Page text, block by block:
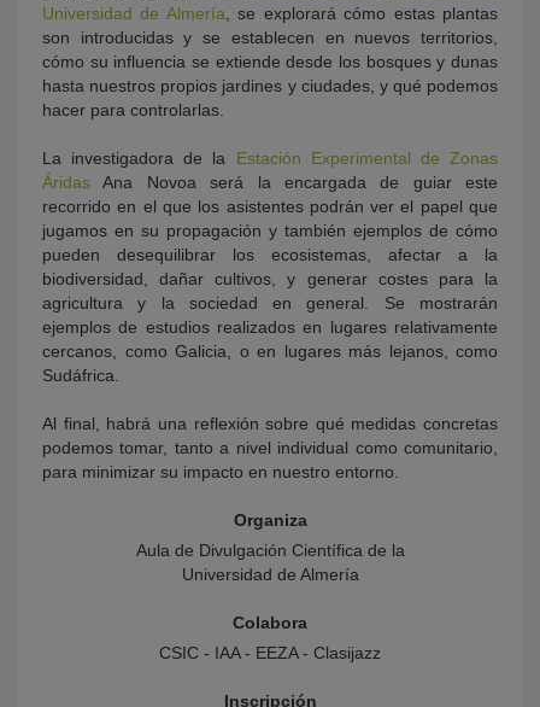
Universidad de Almería , se explorará cómo estas plantas
son introducidas y se establecen en nuevos territorios,
cómo su influencia se extiende desde los bosques y dunas
hasta nuestros propios jardines y ciudades, y qué podemos
hacer para controlarlas.
La investigadora de la Estación Experimental de Zonas
Áridas Ana Novoa será la encargada de guiar este
recorrido en el que los asistentes podrán ver el papel que
jugamos en su propagación y también ejemplos de cómo
pueden desequilibrar los ecosistemas, afectar a la
biodiversidad, dañar cultivos, y generar costes para la
agricultura y la sociedad en general. Se mostrarán
ejemplos de estudios realizados en lugares relativamente
cercanos, como Galicia, o en lugares más lejanos, como
Sudáfrica.
Al final, habrá una reflexión sobre qué medidas concretas
podemos tomar, tanto a nivel individual como comunitario,
para minimizar su impacto en nuestro entorno.
Organiza
Aula de Divulgación Científica de la
Universidad de Almería
Colabora
CSIC - IAA - EEZA - Clasijazz
Inscripción